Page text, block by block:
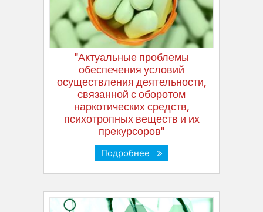
"Актуальные проблемы
обеспечения условий
осуществления деятельности,
связанной с оборотом
наркотических средств,
психотропных веществ и их
прекурсоров"
Подробнее